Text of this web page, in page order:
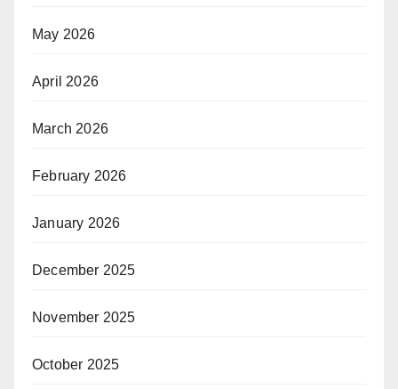
May 2026
April 2026
March 2026
February 2026
January 2026
December 2025
November 2025
October 2025